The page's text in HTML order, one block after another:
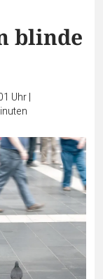
blinde
Uhr|